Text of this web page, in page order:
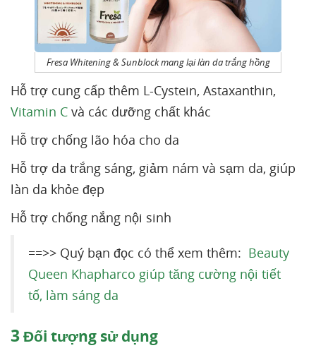
Fresa Whitening & Sunblock mang lại làn da trắng hồng
Hỗ trợ cung cấp thêm L-Cystein, Astaxanthin,
Vitamin C và các dưỡng chất khác
Hỗ trợ chống lão hóa cho da
Hỗ trợ da trắng sáng, giảm nám và sạm da, giúp
làn da khỏe đẹp
Hỗ trợ chống nắng nội sinh
==>> Quý bạn đọc có thể xem thêm: Beauty
Queen Khapharco giúp tăng cường nội tiết
tố, làm sáng da
3Đối tượng sử dụng